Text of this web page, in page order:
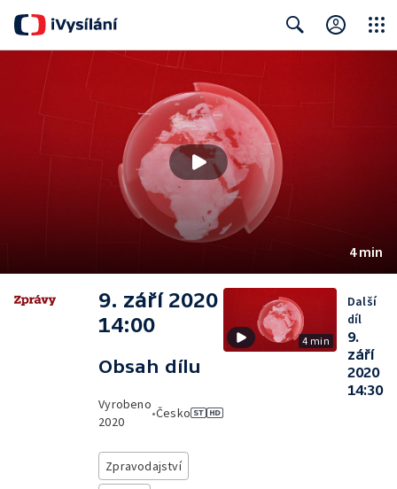
4 min
9. září 2020
14:00
Obsah dílu
Vyrobeno
2020
•Česko
Zpravodajství
4 min
Další
díl
9.
září
2020
14:30